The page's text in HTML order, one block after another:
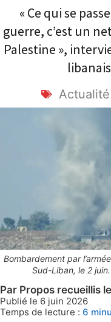
« Ce qui se
guerre, c’est un
Palestine »,
Bombardement par
Sud-Liban, le 2
Par Propos recueillis
Publié le 6 juin 2026
Temps de lecture : 6